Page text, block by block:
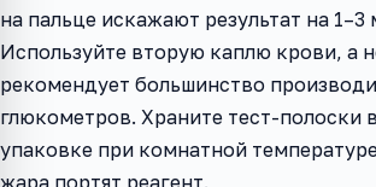
на пальце искажают результат на
Используйте вторую каплю крови, а
рекомендует большинство
глюкометров. Храните тест-полоски
упаковке при комнатной
жара портят реагент.